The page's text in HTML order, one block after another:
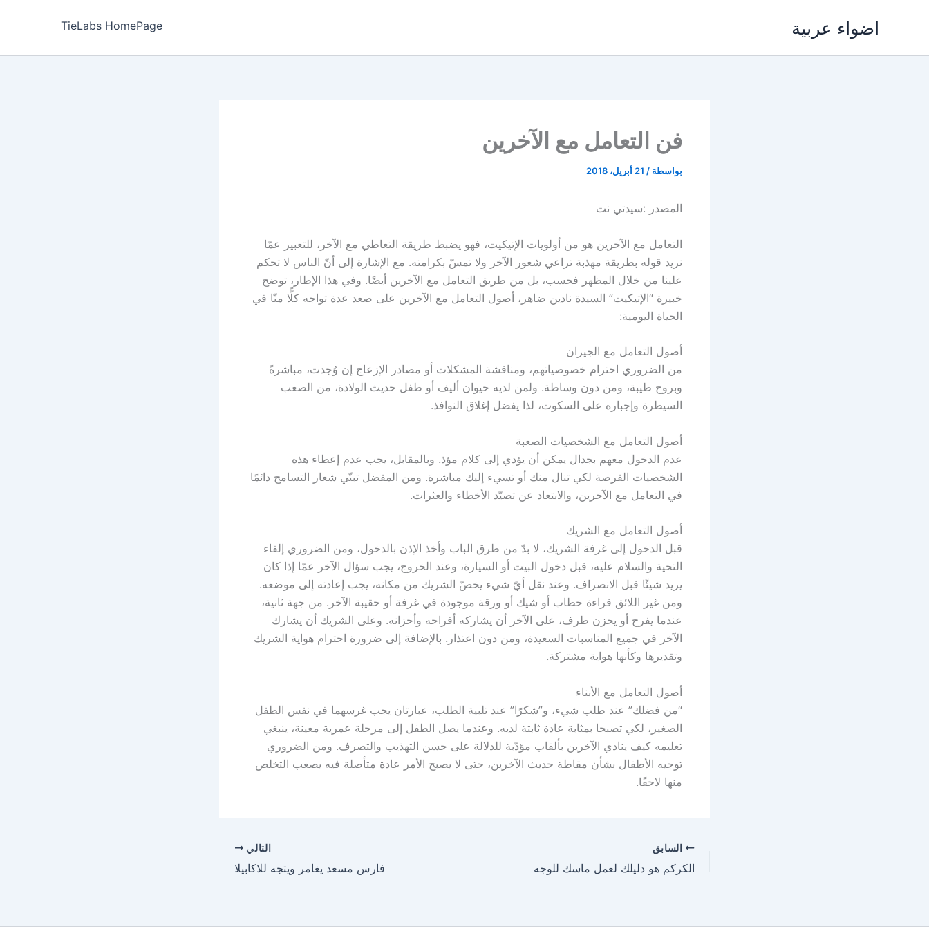
اضواء عربية TieLabs HomePage
فن التعامل مع الآخرين
بواسطة / 21 أبريل، 2018
المصدر :سيدتي نت
التعامل مع الآخرين هو من أولويات الإتيكيت، فهو يضبط طريقة التعاطي مع الآخر، للتعبير عمّا
نريد قوله بطريقة مهذبة تراعي شعور الآخر ولا تمسّ بكرامته. مع الإشارة إلى أنّ الناس لا تحكم
علينا من خلال المظهر فحسب، بل من طريق التعامل مع الآخرين أيضًا. وفي هذا الإطار، توضح
خبيرة “الإتيكيت” السيدة نادين ضاهر، أصول التعامل مع الآخرين على صعد عدة تواجه كلًّا منّا في
الحياة اليومية:
أصول التعامل مع الجيران
من الضروري احترام خصوصياتهم، ومناقشة المشكلات أو مصادر الإزعاج إن وُجدت، مباشرةً
وبروح طيبة، ومن دون وساطة. ولمن لديه حيوان أليف أو طفل حديث الولادة، من الصعب
السيطرة وإجباره على السكوت، لذا يفضل إغلاق النوافذ.
أصول التعامل مع الشخصيات الصعبة
عدم الدخول معهم بجدال يمكن أن يؤدي إلى كلام مؤذ. وبالمقابل، يجب عدم إعطاء هذه
الشخصيات الفرصة لكي تنال منك أو تسيء إليك مباشرة. ومن المفضل تبنّي شعار التسامح دائمًا
في التعامل مع الآخرين، والابتعاد عن تصيّد الأخطاء والعثرات.
أصول التعامل مع الشريك
قبل الدخول إلى غرفة الشريك، لا بدّ من طرق الباب وأخذ الإذن بالدخول، ومن الضروري إلقاء
التحية والسلام عليه، قبل دخول البيت أو السيارة، وعند الخروج، يجب سؤال الآخر عمّا إذا كان
يريد شيئًا قبل الانصراف. وعند نقل أيّ شيء يخصّ الشريك من مكانه، يجب إعادته إلى موضعه.
ومن غير اللائق قراءة خطاب أو شيك أو ورقة موجودة في غرفة أو حقيبة الآخر. من جهة ثانية،
عندما يفرح أو يحزن طرف، على الآخر أن يشاركه أفراحه وأحزانه. وعلى الشريك أن يشارك
الآخر في جميع المناسبات السعيدة، ومن دون اعتذار. بالإضافة إلى ضرورة احترام هواية الشريك
وتقديرها وكأنها هواية مشتركة.
أصول التعامل مع الأبناء
“من فضلك” عند طلب شيء، و”شكرًا” عند تلبية الطلب، عبارتان يجب غرسهما في نفس الطفل
الصغير، لكي تصبحا بمثابة عادة ثابتة لديه. وعندما يصل الطفل إلى مرحلة عمرية معينة، ينبغي
تعليمه كيف ينادي الآخرين بألقاب مؤدّبة للدلالة على حسن التهذيب والتصرف. ومن الضروري
توجيه الأطفال بشأن مقاطة حديث الآخرين، حتى لا يصبح الأمر عادة متأصلة فيه يصعب التخلص
منها لاحقًا.
السابق
الكركم هو دليلك لعمل ماسك للوجه
التالي
فارس مسعد يغامر ويتجه للاكابيلا